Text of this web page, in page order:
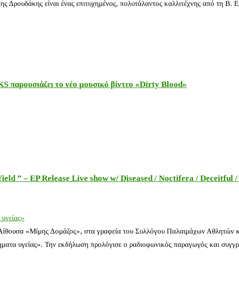
είναι ένας επιτυχημένος, πολυτάλαντος καλλιτέχνης από τη Β.
το νέο μουσικό βίντεο «Dirty Blood»
” – EP Release Live show w/ Diseased / Noctifera / Deceitful /
Αίθουσα «Μίμης Δομάζος», στα γραφεία του Συλλόγου Παλαιμάχων
υγείας». Την εκδήλωση προλόγισε ο ραδιοφωνικός παραγωγός και